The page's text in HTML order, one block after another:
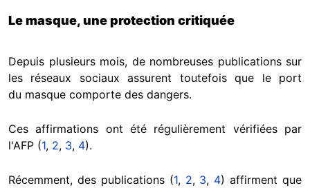
Le masque, une protection critiquée
Depuis plusieurs mois, de nombreuses publications sur
les réseaux sociaux assurent toutefois que le port
du masque comporte des dangers.
Ces affirmations ont été régulièrement vérifiées par
l'AFP (1, 2, 3, 4).
Récemment, des publications (1, 2, 3, 4) affirment que